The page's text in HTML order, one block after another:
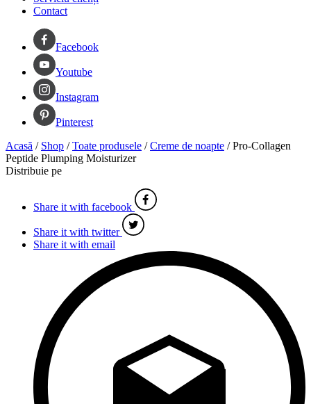
Contact
Facebook
Youtube
Instagram
Pinterest
Acasă / Shop /Toate produsele /Creme de noapte /Pro-Collagen
Peptide Plumping Moisturizer
Distribuie pe
Share it with facebook
Share it with twitter
Share it with email